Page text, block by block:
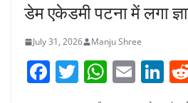
डेम एकेडमी पटना में लगा
July 31, 2026 Manju Shree
F T W E
m
Li
n